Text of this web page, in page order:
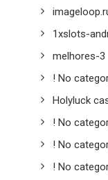
1xslots-
melhores-3
! No
Holyluck
! No
! No
! No